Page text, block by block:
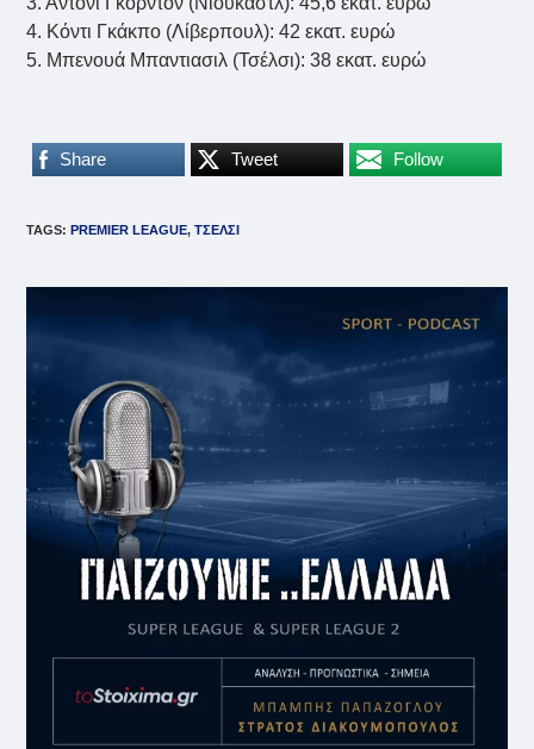
4. Κόντι Γκάκπο (Λίβερπουλ): 42 εκατ. ευρώ
5. Μπενουά Μπαντιασιλ (Τσέλσι): 38 εκατ. ευρώ
Share Tweet Follow
TAGS:PREMIER LEAGUE, ΤΣΕΛΣΙ